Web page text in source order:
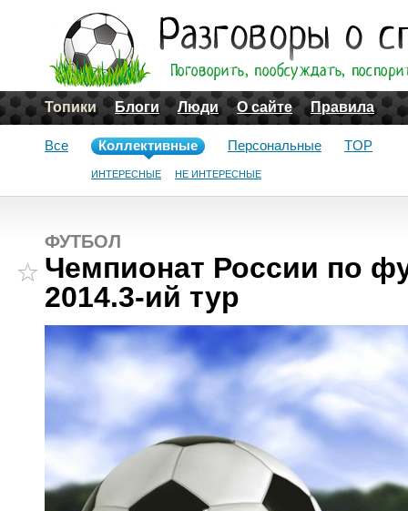
Топики Блоги Люди О сайте Правила
Все Коллективные
ИНТЕРЕСНЫЕ НЕ ИНТЕРЕСНЫЕ
Персональные TOP
ФУТБОЛ
Чемпионат России по
2014.3-ий тур